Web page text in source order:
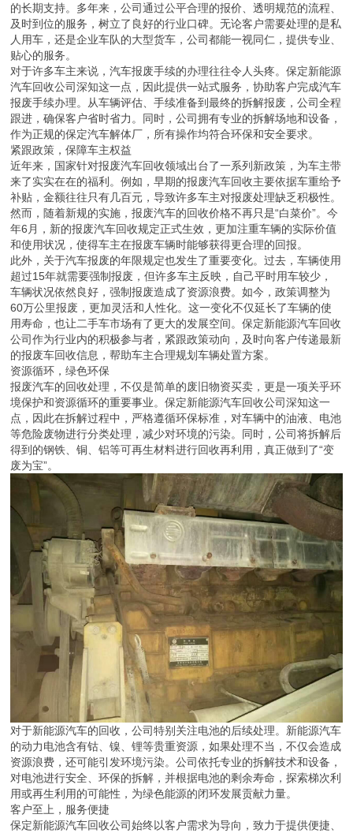
的长期支持。多年来，公司通过公平合理的报价、透明规范的流程、
及时到位的服务，树立了良好的行业口碑。无论客户需要处理的是私
人用车，还是企业车队的大型货车，公司都能一视同仁，提供专业、
贴心的服务。
对于许多车主来说，汽车报废手续的办理往往令人头疼。保定新能源
汽车回收公司深知这一点，因此提供一站式服务，协助客户完成汽车
报废手续办理。从车辆评估、手续准备到最终的拆解报废，公司全程
跟进，确保客户省时省力。同时，公司拥有专业的拆解场地和设备，
作为正规的保定汽车解体厂，所有操作均符合环保和安全要求。
紧跟政策，保障车主权益
近年来，国家针对报废汽车回收领域出台了一系列新政策，为车主带
来了实实在在的福利。例如，早期的报废汽车回收主要依据车重给予
补贴，金额往往只有几百元，导致许多车主对报废处理缺乏积极性。
然而，随着新规的实施，报废汽车的回收价格不再只是“白菜价”。今
年6月，新的报废汽车回收规定正式生效，更加注重车辆的实际价值
和使用状况，使得车主在报废车辆时能够获得更合理的回报。
此外，关于汽车报废的年限规定也发生了重要变化。过去，车辆使用
超过15年就需要强制报废，但许多车主反映，自己平时用车较少，
车辆状况依然良好，强制报废造成了资源浪费。如今，政策调整为
60万公里报废，更加灵活和人性化。这一变化不仅延长了车辆的使
用寿命，也让二手车市场有了更大的发展空间。保定新能源汽车回收
公司作为行业内的积极参与者，紧跟政策动向，及时向客户传递最新
的报废车回收信息，帮助车主合理规划车辆处置方案。
资源循环，绿色环保
报废汽车的回收处理，不仅是简单的废旧物资买卖，更是一项关乎环
境保护和资源循环的重要事业。保定新能源汽车回收公司深知这一
点，因此在拆解过程中，严格遵循环保标准，对车辆中的油液、电池
等危险废物进行分类处理，减少对环境的污染。同时，公司将拆解后
得到的钢铁、铜、铝等可再生材料进行回收再利用，真正做到了“变
废为宝”。
对于新能源汽车的回收，公司特别关注电池的后续处理。新能源汽车
的动力电池含有钴、镍、锂等贵重资源，如果处理不当，不仅会造成
资源浪费，还可能引发环境污染。公司依托专业的拆解技术和设备，
对电池进行安全、环保的拆解，并根据电池的剩余寿命，探索梯次利
用或再生利用的可能性，为绿色能源的闭环发展贡献力量。
客户至上，服务便捷
保定新能源汽车回收公司始终以客户需求为导向，致力于提供便捷、